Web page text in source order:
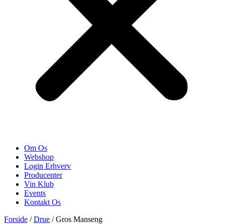
Om Os
Webshop
Login Erhverv
Producenter
Vin Klub
Events
Kontakt Os
Forside /Drue / Gros Manseng